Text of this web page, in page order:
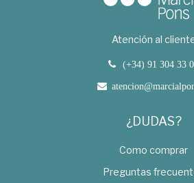
Atención al
(+34) 91 304 33
¿DUDAS?
Como comprar
Preguntas